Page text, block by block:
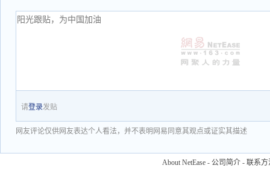
请登录发贴
网友评论仅供网友表达个人看法，并不表明网易同意其观点或证实其描述
About NetEase - 公司简介 - 联系方